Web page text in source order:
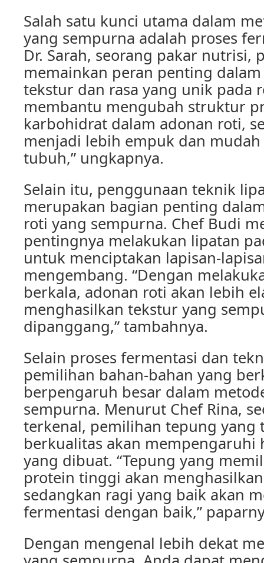
Salah satu kunci utama dalam
yang sempurna adalah proses
Dr. Sarah, seorang pakar nutrisi,
memainkan peran penting
tekstur dan rasa yang unik pada
membantu mengubah struktur
karbohidrat dalam adonan roti,
menjadi lebih empuk dan
tubuh,” ungkapnya.
Selain itu, penggunaan teknik
merupakan bagian penting
roti yang sempurna. Chef Budi
pentingnya melakukan lipatan
untuk menciptakan lapisan-
mengembang. “Dengan
berkala, adonan roti akan lebih
menghasilkan tekstur yang
dipanggang,” tambahnya.
Selain proses fermentasi dan
pemilihan bahan-bahan yang
berpengaruh besar dalam
sempurna. Menurut Chef Rina,
terkenal, pemilihan tepung yang
berkualitas akan
yang dibuat. “Tepung yang
protein tinggi akan
sedangkan ragi yang baik akan
fermentasi dengan baik,”
Dengan mengenal lebih dekat